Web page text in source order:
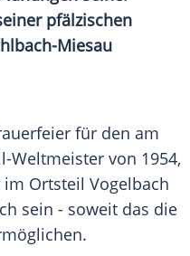
pfälzischen
Miesau
für den am
Weltmeister von 1954,
im Ortsteil Vogelbach
sein - soweit das die